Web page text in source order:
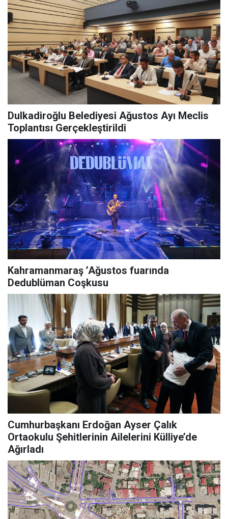
Dulkadiroğlu Belediyesi Ağustos Ayı Meclis
Toplantısı Gerçekleştirildi
Kahramanmaraş ’Ağustos fuarında
Dedublüman Coşkusu
Cumhurbaşkanı Erdoğan Ayser Çalık
Ortaokulu Şehitlerinin Ailelerini Külliye’de
Ağırladı